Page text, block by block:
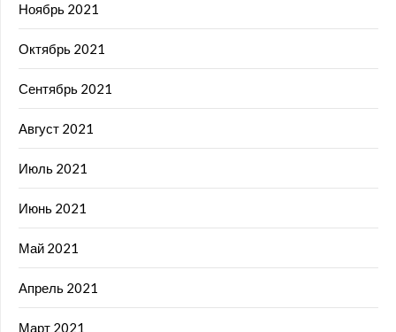
Ноябрь 2021
Октябрь 2021
Сентябрь 2021
Август 2021
Июль 2021
Июнь 2021
Май 2021
Апрель 2021
Март 2021